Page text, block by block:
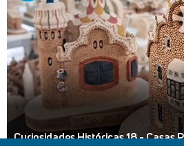
Curiosidades Históricas 18 - Casas